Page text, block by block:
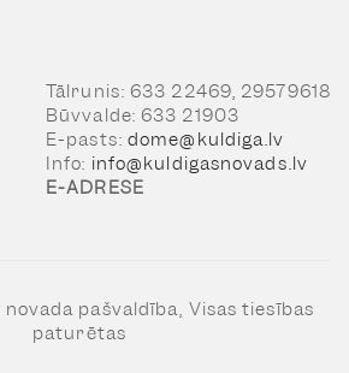
Tālrunis: 633 22469, 29579618
Būvvalde: 633 21903
E-pasts: dome@kuldiga.lv
Info: info@kuldigasnovads.lv
E-ADRESE
pašvaldība, Visas tiesības
paturētas